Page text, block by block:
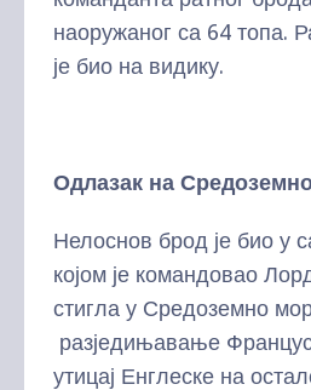
наоружаног са 64 топа.
је био на видику.
Одлазак на
Нелоснов брод је био у
којом је командовао
стигла у Средоземно
разједињавање
утицај Енглеске на